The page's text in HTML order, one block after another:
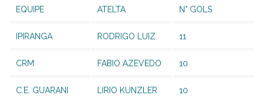
EQUIPE ATELTA N° GOLS
IPIRANGA RODRIGO LUIZ 11
CRM FABIO AZEVEDO 10
C.E. GUARANI LIRIO KUNZLER 10